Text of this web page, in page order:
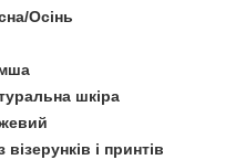
Осінь
шкіра
візерунків і принтів